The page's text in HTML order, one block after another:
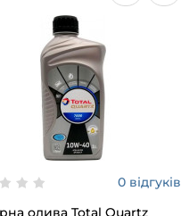
0 відгуків
олива Total Quartz